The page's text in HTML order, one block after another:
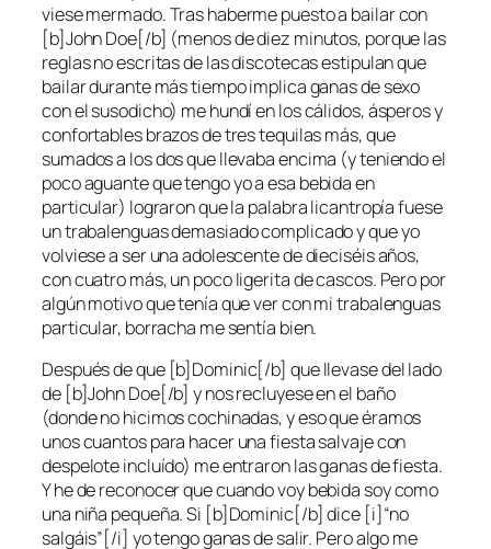
viese mermado. Tras haberme puesto a bailar con
[b]John Doe[/b] (menos de diez minutos, porque las
reglas no escritas de las discotecas estipulan que
bailar durante más tiempo implica ganas de sexo
con el susodicho) me hundí en los cálidos, ásperos y
confortables brazos de tres tequilas más, que
sumados a los dos que llevaba encima (y teniendo el
poco aguante que tengo yo a esa bebida en
particular) lograron que la palabra licantropía fuese
un trabalenguas demasiado complicado y que yo
volviese a ser una adolescente de dieciséis años,
con cuatro más, un poco ligerita de cascos. Pero por
algún motivo que tenía que ver con mi trabalenguas
particular, borracha me sentía bien.
Después de que [b]Dominic[/b] que llevase del lado
de [b]John Doe[/b] y nos recluyese en el baño
(donde no hicimos cochinadas, y eso que éramos
unos cuantos para hacer una fiesta salvaje con
despelote incluído) me entraron las ganas de fiesta.
Y he de reconocer que cuando voy bebida soy como
una niña pequeña. Si [b]Dominic[/b] dice [i]“no
salgáis”[/i] yo tengo ganas de salir. Pero algo me